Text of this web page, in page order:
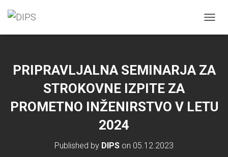
O
L
E
V
PRIPRAVLJALNA SEMINARJA ZA
STROKOVNE IZPITE ZA
PROMETNO INŽENIRSTVO V LETU
2024
Published by DIPS on 05.12.2023